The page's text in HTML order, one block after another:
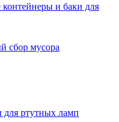
и баки для
сбор мусора
для ртутных ламп